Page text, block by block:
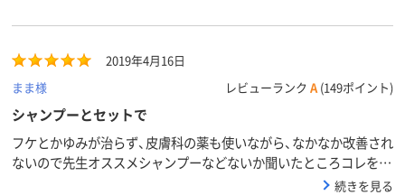
2019年4月16日
まま様
レビューランク A (149ポイント)
シャンプーとセットで
フケとかゆみが治らず、皮膚科の薬も使いながら、なかなか改善され
ないので先生オススメシャンプーなどないか聞いたところコレを紹
介されました。普通のシャンプーなどに比べると少し高いですが、
続きを見る